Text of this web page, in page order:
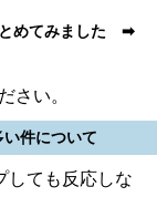
とめてみました ➡
さい。
件について
しても反応しな